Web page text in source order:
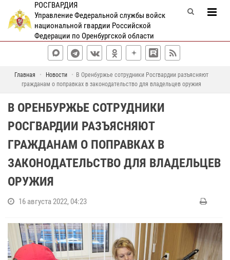
РОСГВАРДИЯ
Управление Федеральной службы войск
национальной гвардии Российской
Федерации по Оренбургской области
Главная Новости
В Оренбуржье сотрудники Росгвардии разъясняют
гражданам о поправках в законодательство для владельцев оружия
В ОРЕНБУРЖЬЕ СОТРУДНИКИ
РОСГВАРДИИ РАЗЪЯСНЯЮТ
ГРАЖДАНАМ О ПОПРАВКАХ В
ЗАКОНОДАТЕЛЬСТВО ДЛЯ ВЛАДЕЛЬЦЕВ
ОРУЖИЯ
16 августа 2022, 04:23